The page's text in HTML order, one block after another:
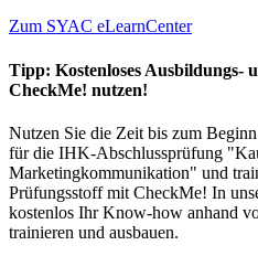
Zum SYAC eLearnCenter
Tipp: Kostenloses Ausbildungs-
CheckMe! nutzen!
Nutzen Sie die Zeit bis zum
für die IHK-Abschlussprüfung
Marketingkommunikation" und
Prüfungsstoff mit CheckMe! In
kostenlos Ihr Know-how anhand
trainieren und ausbauen.